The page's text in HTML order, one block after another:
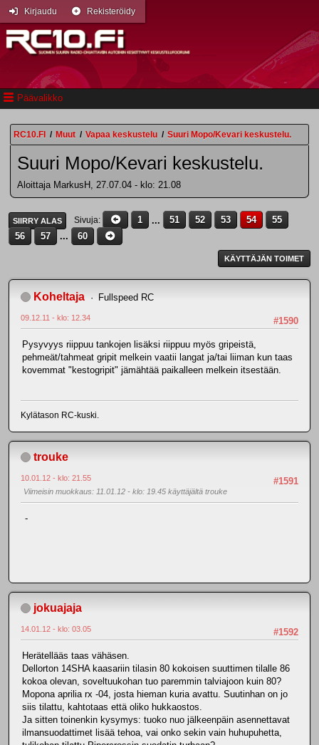
Päävalikko
Kirjaudu Rekisteröidy
RC10.FI / Muut / Vapaa keskustelu / Suuri Mopo/Kevari keskustelu.
Suuri Mopo/Kevari keskustelu.
Aloittaja MarkusH, 27.07.04 - klo: 21.08
SIIRRY ALAS Sivuja 1 ... 51 52 53 54
55
56
57 ... 60
KÄYTTÄJÄN TOIMET
Koheltaja Fullspeed RC
#1590
09.12.11 - klo: 12.34
Pysyvyys riippuu tankojen lisäksi riippuu myös gripeistä,
pehmeät/tahmeat gripit melkein vaatii langat ja/tai liiman kun taas
kovemmat "kestogripit" jämähtää paikalleen melkein itsestään.
Kylätason RC-kuski.
trouke
#1591
10.01.12 - klo: 21.55
Viimeisin muokkaus: 11.01.12 - klo: 19.45 käyttäjältä trouke
-
jokuajaja
#1592
14.01.12 - klo: 03.05
Herätellääs taas vähäsen.
Dellorton 14SHA kaasariin tilasin 80 kokoisen suuttimen tilalle 86
kokoa olevan, soveltuukohan tuo paremmin talviajoon kuin 80?
Mopona aprilia rx -04, josta hieman kuria avattu. Suutinhan on jo
siis tilattu, kahtotaas että oliko hukkaostos.
Ja sitten toinenkin kysymys: tuoko nuo jälkeenpäin asennettavat
ilmansuodattimet lisää tehoa, vai onko sekin vain huhupuhetta,